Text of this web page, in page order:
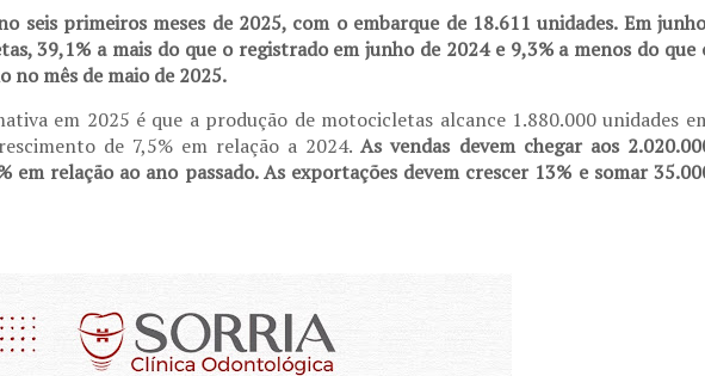
seis primeiros meses de 2025, com o embarque de 18.611 unidades. Em
39,1% a mais do que o registrado em junho de 2024 e 9,3% a menos do que
no mês de maio de 2025.
em 2025 é que a produção de motocicletas alcance 1.880.000 unidades
de 7,5% em relação a 2024.As vendas devem chegar aos
em relação ao ano passado. As exportações devem crescer 13% e somar